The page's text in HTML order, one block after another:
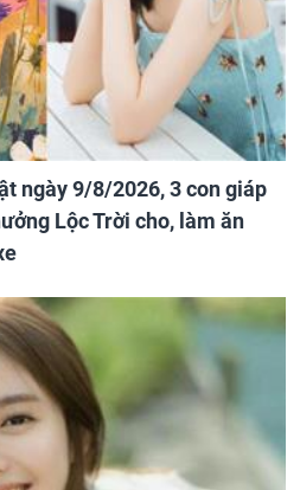
ngày 9/8/2026, 3 con giáp
Lộc Trời cho, làm ăn